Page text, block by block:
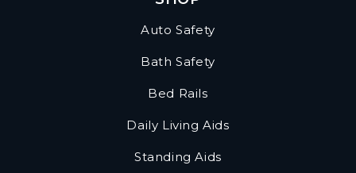
Auto Safety
Bath Safety
Bed Rails
Daily Living Aids
Standing Aids